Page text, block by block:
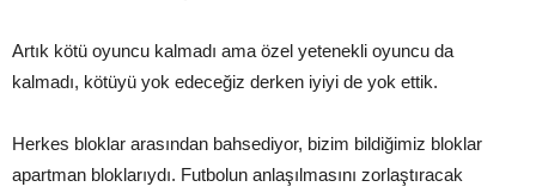
Artık kötü oyuncu kalmadı ama özel yetenekli oyuncu da
kalmadı, kötüyü yok edeceğiz derken iyiyi de yok ettik.
Herkes bloklar arasından bahsediyor, bizim bildiğimiz bloklar
apartman bloklarıydı. Futbolun anlaşılmasını zorlaştıracak